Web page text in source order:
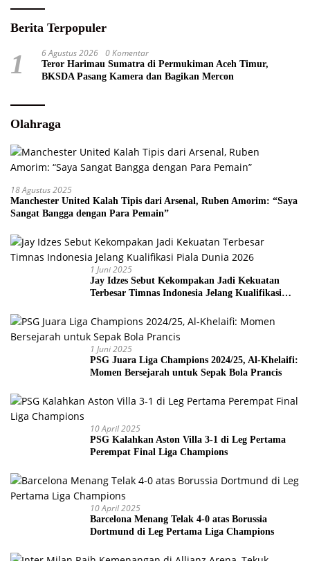
Berita Terpopuler
1 6 Agustus 2026 0 Komentar
Teror Harimau Sumatra di Permukiman Aceh Timur,
BKSDA Pasang Kamera dan Bagikan Mercon
Olahraga
18 Agustus 2025
Manchester United Kalah Tipis dari Arsenal, Ruben Amorim: “Saya
Sangat Bangga dengan Para Pemain”
1 Juni 2025
Jay Idzes Sebut Kekompakan Jadi Kekuatan
Terbesar Timnas Indonesia Jelang Kualifikasi
1 Juni 2025
PSG Juara Liga Champions 2024/25, Al-Khelaifi:
Momen Bersejarah untuk Sepak Bola Prancis
10 April 2025
PSG Kalahkan Aston Villa 3-1 di Leg Pertama
Perempat Final Liga Champions
10 April 2025
Barcelona Menang Telak 4-0 atas Borussia
Dortmund di Leg Pertama Liga Champions